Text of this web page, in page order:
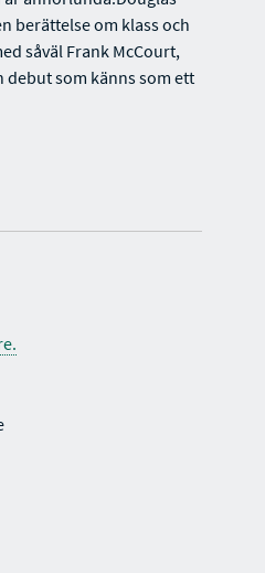
berättelse om klass och
såväl Frank McCourt,
debut som känns som ett